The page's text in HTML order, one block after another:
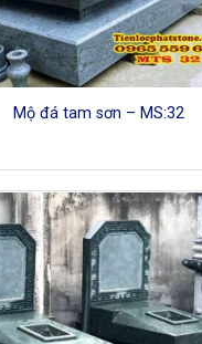
Mộ đá tam sơn – MS:32